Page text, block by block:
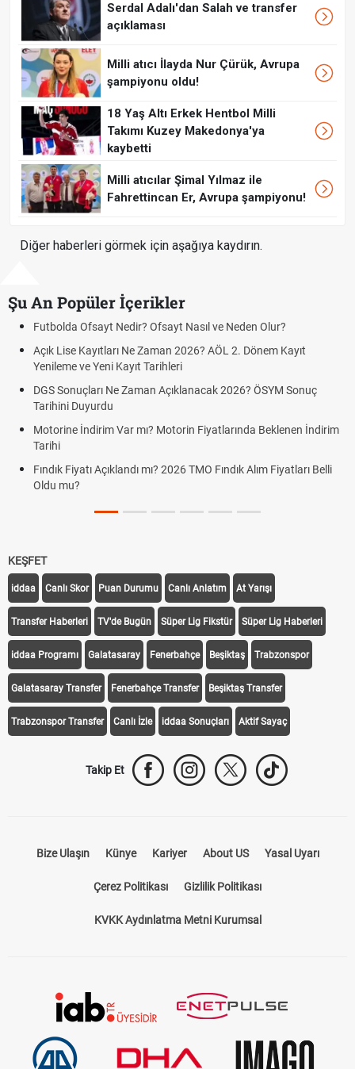
Serdal Adalı'dan Salah ve transfer
açıklaması
Milli atıcı İlayda Nur Çürük, Avrupa
şampiyonu oldu!
18 Yaş Altı Erkek Hentbol Milli
Takımı Kuzey Makedonya'ya
kaybetti
Milli atıcılar Şimal Yılmaz ile
Fahrettincan Er, Avrupa şampiyonu!
Diğer haberleri görmek için aşağıya kaydırın.
Şu An Popüler İçerikler
Futbolda Ofsayt Nedir? Ofsayt Nasıl ve Neden Olur?
Açık Lise Kayıtları Ne Zaman 2026? AÖL 2. Dönem Kayıt
Yenileme ve Yeni Kayıt Tarihleri
DGS Sonuçları Ne Zaman Açıklanacak 2026? ÖSYM Sonuç
Tarihini Duyurdu
Motorine İndirim Var mı? Motorin Fiyatlarında Beklenen İndirim
Tarihi
Fındık Fiyatı Açıklandı mı? 2026 TMO Fındık Alım Fiyatları Belli
Oldu mu?
KEŞFET
iddaa Canlı Skor Puan Durumu Canlı Anlatım At Yarışı
Transfer Haberleri TV'de Bugün Süper Lig Fikstür Süper Lig Haberleri
iddaa Programı Galatasaray Fenerbahçe Beşiktaş Trabzonspor
Galatasaray Transfer Fenerbahçe Transfer Beşiktaş Transfer
Trabzonspor Transfer Canlı İzle iddaa Sonuçları Aktif Sayaç
Takip Et
Bize Ulaşın Künye Kariyer About US Yasal Uyarı
Çerez Politikası Gizlilik Politikası
KVKK Aydınlatma Metni Kurumsal